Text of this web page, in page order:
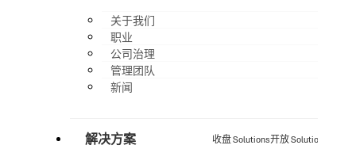
关于我们
职业
公司治理
管理团队
新闻
解决方案 收盘 Solutions开放 Solutions